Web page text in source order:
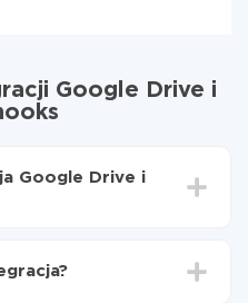
Google Drive i
Google Drive i